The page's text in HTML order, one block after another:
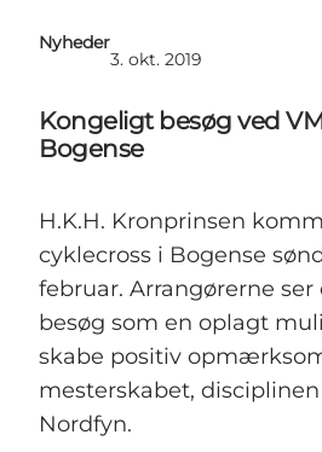
Kontakt
Nyheder
3. okt. 2019
Kongeligt besøg ved
Bogense
H.K.H. Kronprinsen
cyklecross i Bogense
februar. Arrangørerne
besøg som en oplagt
skabe positiv
mesterskabet,
Nordfyn.